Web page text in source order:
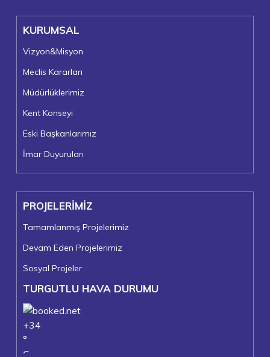
KURUMSAL
Vizyon&Misyon
Meclis Kararları
Müdürlüklerimiz
Kent Konseyi
Eski Başkanlarımız
İmar Duyuruları
PROJELERİMİZ
Tamamlanmış Projelerimiz
Devam Eden Projelerimiz
Sosyal Projeler
TURGUTLU HAVA DURUMU
+34
°
C